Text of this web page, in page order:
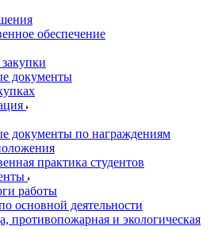
обеспечение
документы
документы по награждениям
практика студентов
работы
основной деятельности
противопожарная и экологическая